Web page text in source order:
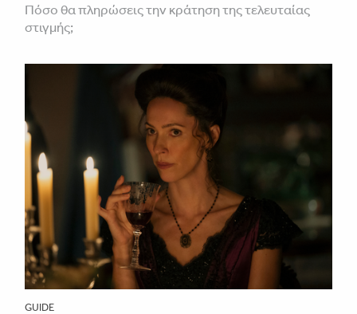
Πόσο θα πληρώσεις την κράτηση της τελευταίας
στιγμής;
GUIDE